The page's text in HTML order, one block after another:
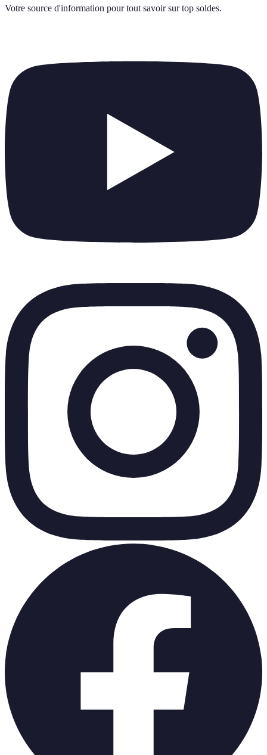
Votre source d'information pour tout savoir sur top soldes.